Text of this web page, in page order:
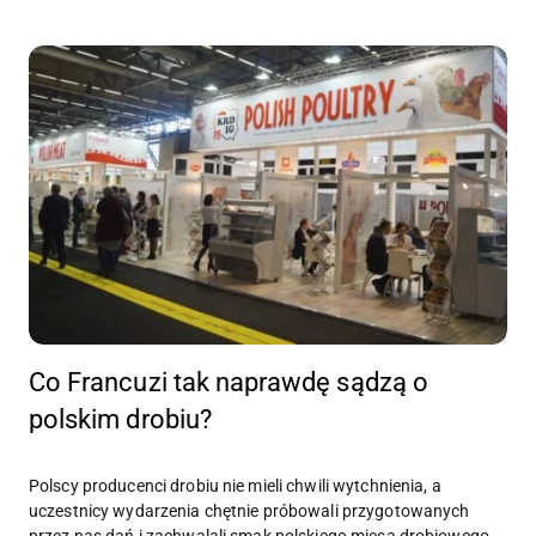
Co Francuzi tak naprawdę sądzą o
polskim drobiu?
Polscy producenci drobiu nie mieli chwili wytchnienia, a
uczestnicy wydarzenia chętnie próbowali przygotowanych